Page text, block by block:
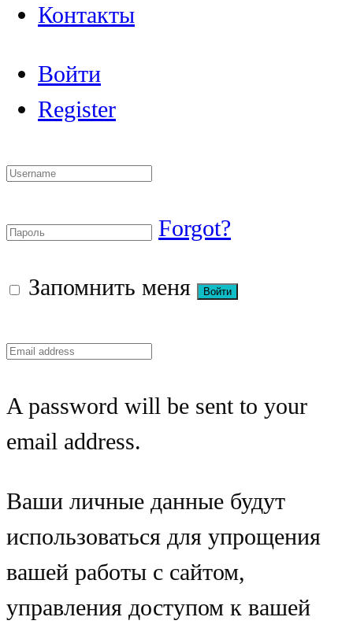
Контакты
Войти
Register
Forgot?
Запомнить меня
A password will be sent to your
email address.
Ваши личные данные будут
использоваться для упрощения
вашей работы с сайтом,
управления доступом к вашей